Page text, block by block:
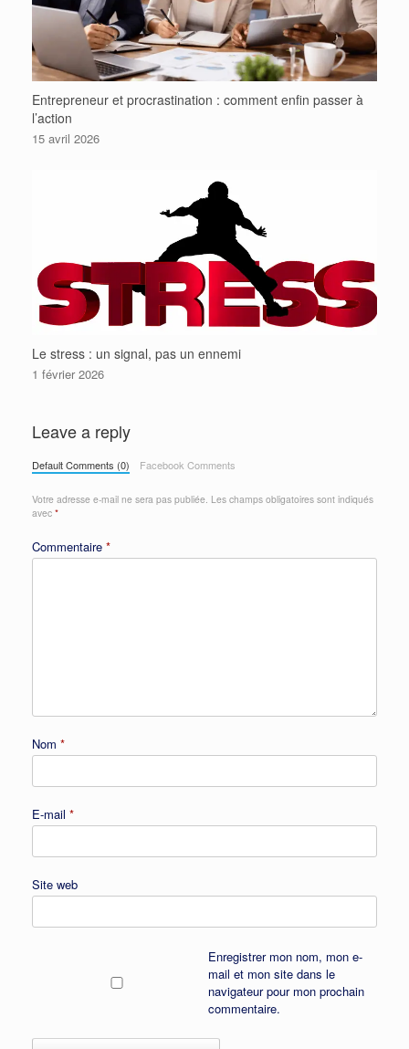
Entrepreneur et procrastination : comment enfin passer à
l’action
15 avril 2026
Le stress : un signal, pas un ennemi
1 février 2026
Leave a reply
Default Comments (0) Facebook Comments
Votre adresse e-mail ne sera pas publiée. Les champs obligatoires sont indiqués
avec *
Commentaire *
Nom *
E-mail *
Site web
Enregistrer mon nom, mon e-
mail et mon site dans le
navigateur pour mon prochain
commentaire.